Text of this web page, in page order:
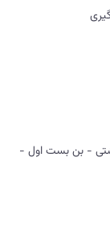
- بن بست اول -